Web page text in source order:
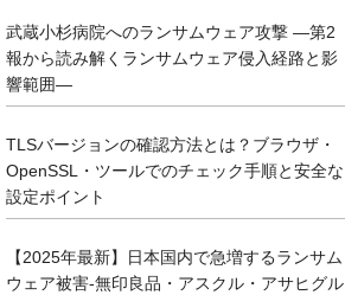
武蔵小杉病院へのランサムウェア攻撃 ―第2
報から読み解くランサムウェア侵入経路と影
響範囲―
TLSバージョンの確認方法とは？ブラウザ・
OpenSSL・ツールでのチェック手順と安全な
設定ポイント
【2025年最新】日本国内で急増するランサム
ウェア被害-無印良品・アスクル・アサヒグル